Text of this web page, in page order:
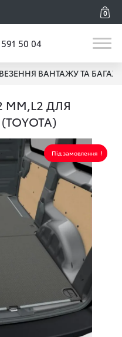
0
50 04
ВАНТАЖУ ТА
ММ,L2 ДЛЯ
Під замовлення